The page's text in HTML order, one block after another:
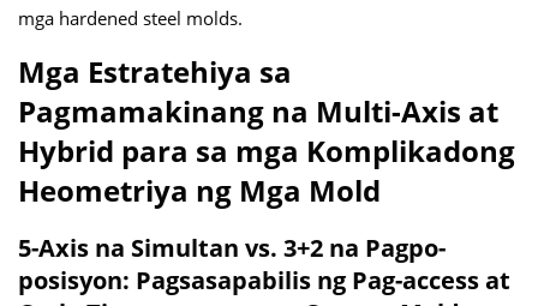
mga hardened steel molds.
Mga Estratehiya sa
Pagmamakinang na Multi-Axis at
Hybrid para sa mga Komplikadong
Heometriya ng Mga Mold
5-Axis na Simultan vs. 3+2 na Pagpo-
posisyon: Pagsasapabilis ng Pag-access at